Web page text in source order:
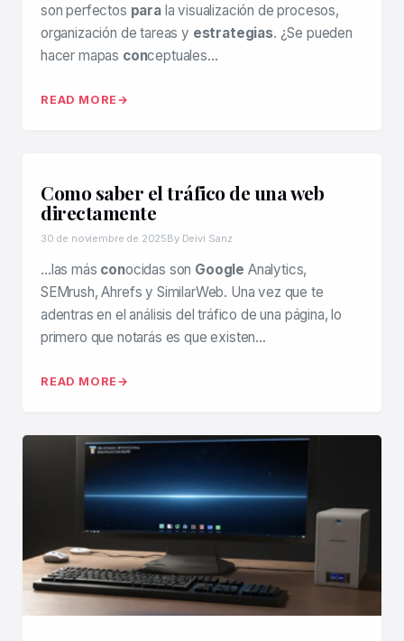
son perfectos parala visualización de procesos,
organización de tareas y estrategias. ¿Se pueden
hacer mapas conceptuales…
READ MORE
Como saber el tráfico de una web
directamente
30 de noviembre de 2025By Deivi Sanz
…las más conocidas son Google Analytics,
SEMrush, Ahrefs y SimilarWeb. Una vez que te
adentras en el análisis del tráfico de una página, lo
primero que notarás es que existen…
READ MORE